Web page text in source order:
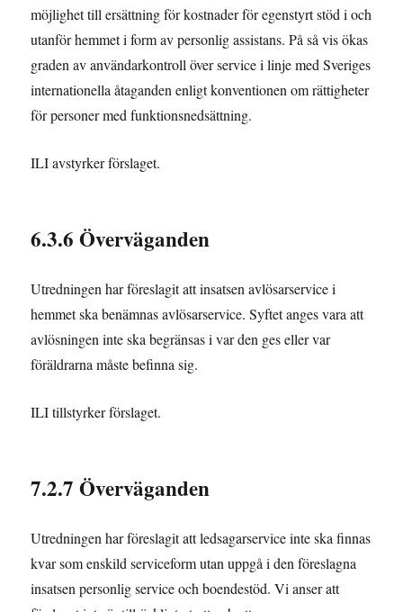
möjlighet till ersättning för kostnader för egenstyrt stöd i och
utanför hemmet i form av personlig assistans. På så vis ökas
graden av användarkontroll över service i linje med Sveriges
internationella åtaganden enligt konventionen om rättigheter
för personer med funktionsnedsättning.
ILI avstyrker förslaget.
6.3.6 Överväganden
Utredningen har föreslagit att insatsen avlösarservice i
hemmet ska benämnas avlösarservice. Syftet anges vara att
avlösningen inte ska begränsas i var den ges eller var
föräldrarna måste befinna sig.
ILI tillstyrker förslaget.
7.2.7 Överväganden
Utredningen har föreslagit att ledsagarservice inte ska finnas
kvar som enskild serviceform utan uppgå i den föreslagna
insatsen personlig service och boendestöd. Vi anser att